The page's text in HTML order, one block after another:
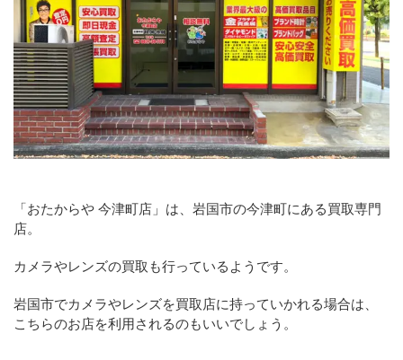
「おたからや 今津町店」は、岩国市の今津町にある買取専門
店。
カメラやレンズの買取も行っているようです。
岩国市でカメラやレンズを買取店に持っていかれる場合は、
こちらのお店を利用されるのもいいでしょう。